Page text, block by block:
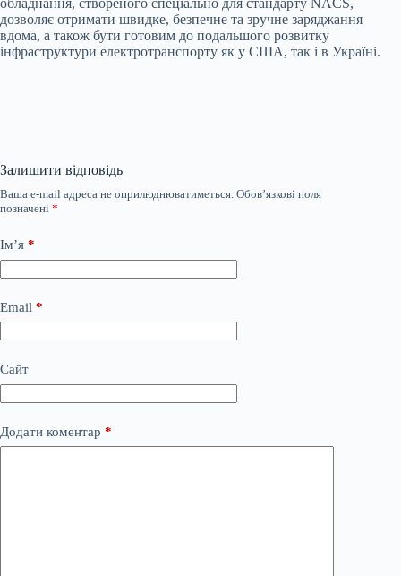
обладнання, створеного спеціально для стандарту NACS,
дозволяє отримати швидке, безпечне та зручне заряджання
вдома, а також бути готовим до подальшого розвитку
інфраструктури електротранспорту як у США, так і в Україні.
Залишити відповідь
Ваша e-mail адреса не оприлюднюватиметься. Обов’язкові поля
позначені *
Ім’я *
Email *
Сайт
Додати коментар *